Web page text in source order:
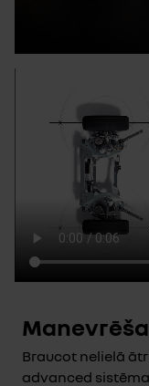
Braucot nelielā
advanced